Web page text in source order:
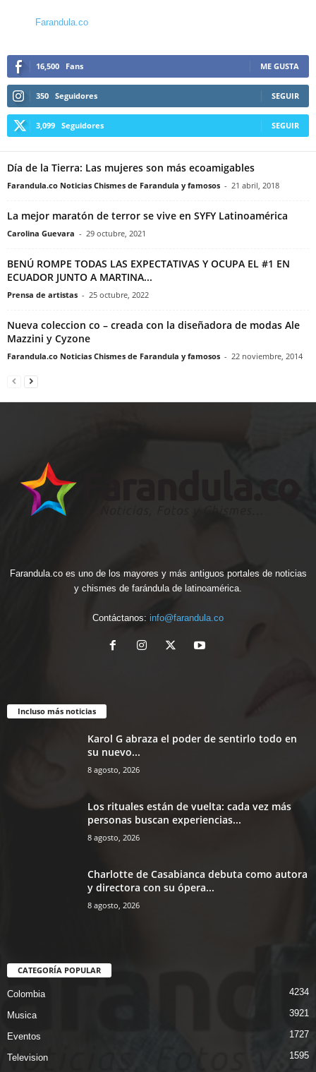
Farandula.co
16,500 Fans ME GUSTA
350 Seguidores SEGUIR
3,099 Seguidores SEGUIR
Día de la Tierra: Las mujeres son más ecoamigables
Farandula.co Noticias Chismes de Farandula y famosos - 21 abril, 2018
La mejor maratón de terror se vive en SYFY Latinoamérica
Carolina Guevara - 29 octubre, 2021
BENÚ ROMPE TODAS LAS EXPECTATIVAS Y OCUPA EL #1 EN
ECUADOR JUNTO A MARTINA...
Prensa de artistas - 25 octubre, 2022
Nueva coleccion co – creada con la diseñadora de modas Ale
Mazzini y Cyzone
Farandula.co Noticias Chismes de Farandula y famosos - 22 noviembre, 2014
Farandula.co es uno de los mayores y más antiguos portales de noticias
y chismes de farándula de latinoamérica.
Contáctanos: info@farandula.co
Incluso más noticias
Karol G abraza el poder de sentirlo todo en
su nuevo...
8 agosto, 2026
Los rituales están de vuelta: cada vez más
personas buscan experiencias...
8 agosto, 2026
Charlotte de Casabianca debuta como autora
y directora con su ópera...
8 agosto, 2026
CATEGORÍA POPULAR
Colombia 4234
Musica 3921
Eventos 1727
Television
1595